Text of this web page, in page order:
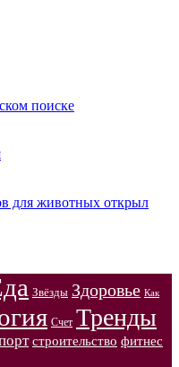
поиске
для животных открыл
Звёзды Здоровье Как
Счет Тренды
строительство фитнес